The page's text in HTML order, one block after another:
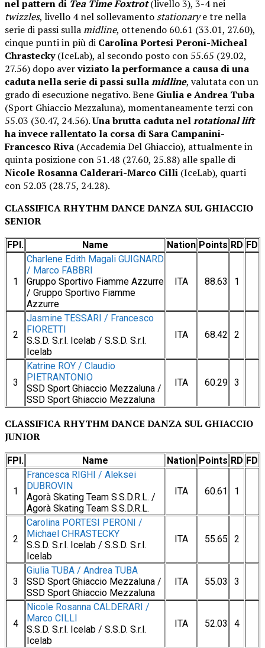
nel pattern di Tea Time Foxtrot(livello 3), 3-4 nei
twizzles, livello 4 nel sollevamento stationarye tre nella
serie di passi sullamidline, ottenendo 60.61 (33.01, 27.60),
cinque punti in più di Carolina Portesi Peroni-Micheal
Chrastecky(IceLab), al secondo posto con 55.65 (29.02,
27.56) dopo averviziato la performance a causa di una
caduta nella serie di passi sullamidline, valutata con un
grado di esecuzione negativo. Bene Giulia e Andrea Tuba
(Sport Ghiaccio Mezzaluna), momentaneamente terzi con
55.03 (30.47, 24.56).Una brutta caduta nelrotational lift
ha invece rallentato la corsa di Sara Campanini-
Francesco Riva (Accademia Del Ghiaccio), attualmente in
quinta posizione con 51.48 (27.60, 25.88) alle spalle di
Nicole Rosanna Calderari-Marco Cilli (IceLab), quarti
con 52.03 (28.75, 24.28).
CLASSIFICA RHYTHM DANCE DANZA SUL GHIACCIO
SENIOR
FPl. Name Nation Points RD FD
1
Charlene Edith Magali GUIGNARD
/ Marco FABBRI
Gruppo Sportivo Fiamme Azzurre
/ Gruppo Sportivo Fiamme
Azzurre
ITA 88.63 1
2
Jasmine TESSARI / Francesco
FIORETTI
S.S.D. S.r.l. Icelab / S.S.D. S.r.l.
Icelab
ITA 68.42 2
3
Katrine ROY / Claudio
PIETRANTONIO
SSD Sport Ghiaccio Mezzaluna /
SSD Sport Ghiaccio Mezzaluna
ITA 60.29 3
CLASSIFICA RHYTHM DANCE DANZA SUL GHIACCIO
JUNIOR
FPl. Name Nation Points RD FD
1
Francesca RIGHI / Aleksei
DUBROVIN
Agorà Skating Team S.S.D.R.L. /
Agorà Skating Team S.S.D.R.L.
ITA 60.61 1
2
Carolina PORTESI PERONI /
Michael CHRASTECKY
S.S.D. S.r.l. Icelab / S.S.D. S.r.l.
Icelab
ITA 55.65 2
3
Giulia TUBA / Andrea TUBA
SSD Sport Ghiaccio Mezzaluna /
SSD Sport Ghiaccio Mezzaluna
ITA 55.03 3
4
Nicole Rosanna CALDERARI /
Marco CILLI
S.S.D. S.r.l. Icelab / S.S.D. S.r.l.
Icelab
ITA 52.03 4